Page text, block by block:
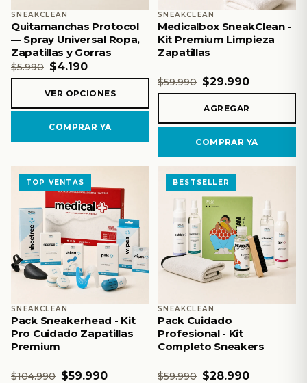
SNEAKCLEAN
Quitamanchas Protocol
— Spray Universal Ropa,
Zapatillas y Gorras
$5.990 $4.190
VER OPCIONES
COMPRAR YA
SNEAKCLEAN
Medicalbox SneakClean -
Kit Premium Limpieza
Zapatillas
$59.990 $29.990
AGREGAR
COMPRAR YA
TOP VENTAS
SNEAKCLEAN
Pack Sneakerhead - Kit
Pro Cuidado Zapatillas
Premium
$104.990 $59.990
BESTSELLER
SNEAKCLEAN
Pack Cuidado
Profesional - Kit
Completo Sneakers
$59.990 $28.990